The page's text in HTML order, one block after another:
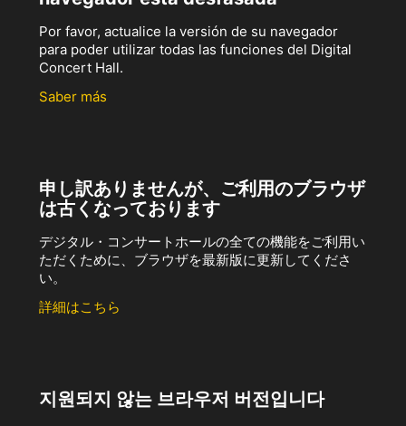
Por favor, actualice la versión de su navegador
para poder utilizar todas las funciones del Digital
Concert Hall.
Saber más
申し訳ありませんが、ご利用のブラウザ
は古くなっております
デジタル・コンサートホールの全ての機能をご利用い
ただくために、ブラウザを最新版に更新してくださ
い。
詳細はこちら
지원되지 않는 브라우저 버전입니다